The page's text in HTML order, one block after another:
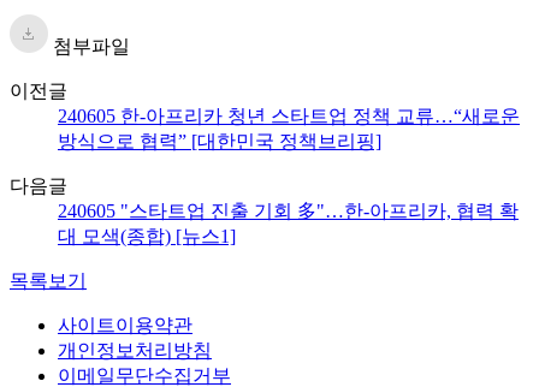
첨부파일
이전글
240605 한-아프리카 청년 스타트업 정책 교류…“새로운
방식으로 협력” [대한민국 정책브리핑]
다음글
240605 "스타트업 진출 기회 多"…한-아프리카, 협력 확
대 모색(종합) [뉴스1]
목록보기
사이트이용약관
개인정보처리방침
이메일무단수집거부